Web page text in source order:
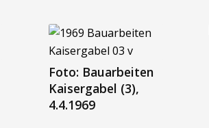
Foto: Bauarbeiten
Kaisergabel (3),
4.4.1969